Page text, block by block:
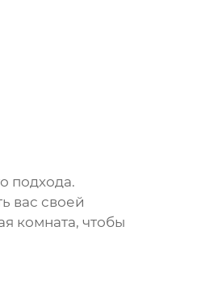
подхода.
вас своей
комната, чтобы